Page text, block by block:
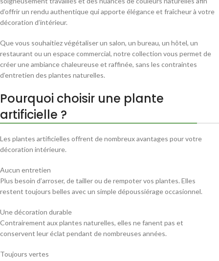
d’offrir un rendu authentique qui apporte élégance et fraîcheur à votre
décoration d’intérieur.
Que vous souhaitiez végétaliser un salon, un bureau, un hôtel, un
restaurant ou un espace commercial, notre collection vous permet de
créer une ambiance chaleureuse et raffinée, sans les contraintes
d’entretien des plantes naturelles.
Pourquoi choisir une plante
artificielle ?
Les plantes artificielles offrent de nombreux avantages pour votre
décoration intérieure.
Aucun entretien
Plus besoin d’arroser, de tailler ou de rempoter vos plantes. Elles
restent toujours belles avec un simple dépoussiérage occasionnel.
Une décoration durable
Contrairement aux plantes naturelles, elles ne fanent pas et
conservent leur éclat pendant de nombreuses années.
Toujours vertes